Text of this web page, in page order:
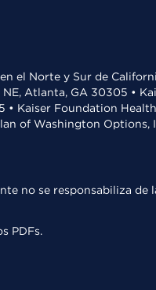
el Norte y Sur de
Atlanta, GA 30305 •
Kaiser Foundation
of Washington Options,
no se responsabiliza
PDFs.